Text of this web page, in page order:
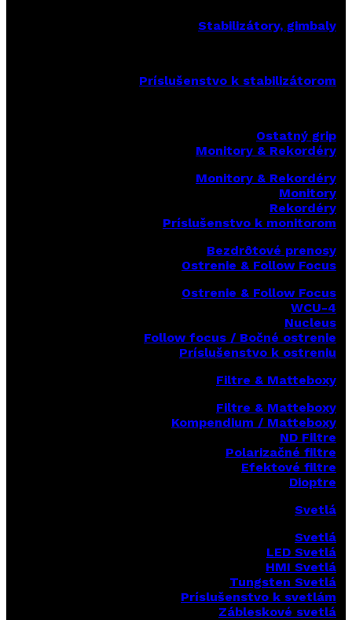
Stabilizátory, gimbaly
Príslušenstvo k stabilizátorom
Ostatný grip
Monitory & Rekordéry
Monitory & Rekordéry
Monitory
Rekordéry
Príslušenstvo k monitorom
Bezdrôtové prenosy
Ostrenie & Follow Focus
Ostrenie & Follow Focus
WCU-4
Nucleus
Follow focus / Bočné ostrenie
Príslušenstvo k ostreniu
Filtre & Matteboxy
Filtre & Matteboxy
Kompendium / Matteboxy
ND Filtre
Polarizačné filtre
Efektové filtre
Dioptre
Svetlá
Svetlá
LED Svetlá
HMI Svetlá
Tungsten Svetlá
Príslušenstvo k svetlám
Zábleskové svetlá